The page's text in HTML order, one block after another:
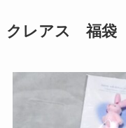
クレアス 福袋